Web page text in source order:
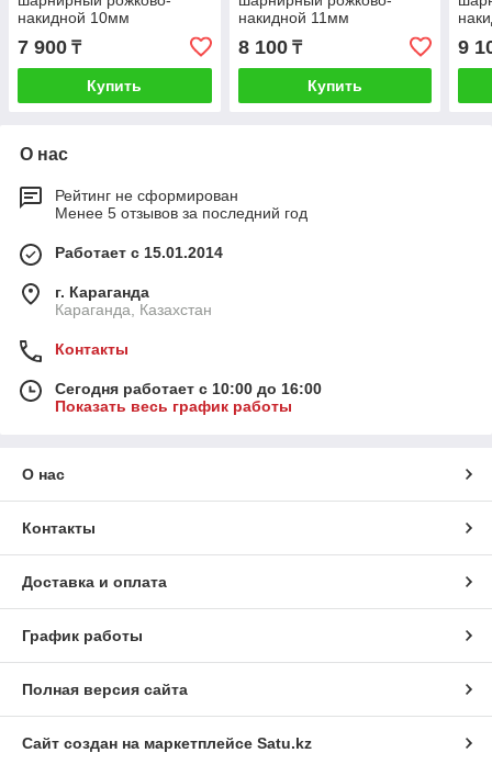
накидной 10мм
7 900 ₸
Купить
накидной 11мм
8 100₸
Купить
9
О нас
Рейтинг не сформирован
Менее 5 отзывов за последний год
Работает с 15.01.2014
г. Караганда
Караганда, Казахстан
Контакты
Сегодня работает с 10:00 до 16:00
Показать весь график работы
О нас
Контакты
Доставка и оплата
График работы
Полная версия сайта
Сайт создан на маркетплейсе Satu.kz